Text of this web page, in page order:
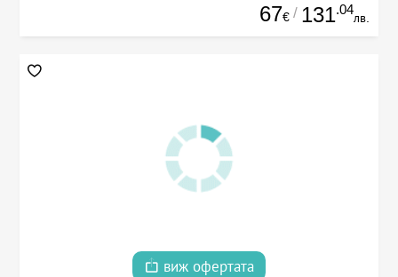
67€ / 131.04
лв.
виж офертата